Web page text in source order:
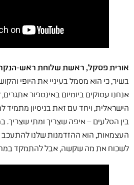
אורית פסקל, ראשת שלוחת ראש-
בשיר, כי הוא מסמל בעיניי את היופי
אנחנו עסוקים ביומיום באינספור
הישראלית, ויחד עם זאת בניסיון מתמיד
בין הסלעים – איפה שצריך ומתי שצריך.
העצמאות, הוא ההזדמנות שלנו להתעכב
לשכוח את מה שקשה, אבל להתמקד